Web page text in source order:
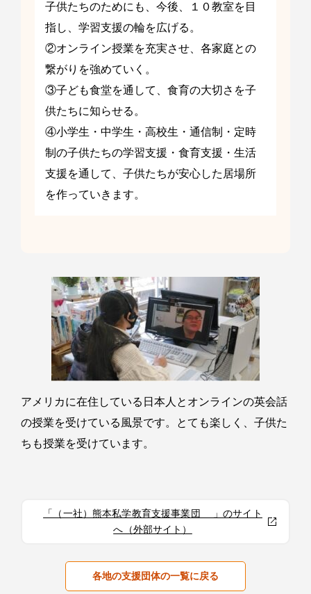
子供たちのためにも、今後、１０教室を目
指し、学習支援の輪を広げる。
②オンライン授業を充実させ、各家庭との
繋がりを強めていく。
③子ども食堂を通して、食育の大切さを子
供たちに知らせる。
④小学生・中学生・高校生・通信制・定時
制の子供たちの学習支援・食育支援・生活
支援を通して、子供たちが安心した居場所
を作っていきます。
アメリカに在住している日本人とオンラインの英会話
の授業を受けている風景です。とても楽しく、子供た
ちも授業を受けています。
「（一社）熊本私学教育支援事業団 」のサイト
へ（外部サイト）
各地の支援団体の一覧に戻る